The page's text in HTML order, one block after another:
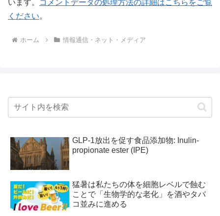
います。
コメントデータの処理方法の詳細はこちらをご覧
ください。
ホーム 情報通信・ネット・メディア
GLP-1放出を促す食品添加物: Inulin-
propionate ester (IPE)
猛暑は私たちの体を細胞レベルで蝕む
ことで「生物学的な老化」を酒やタバ
コ並みに進める